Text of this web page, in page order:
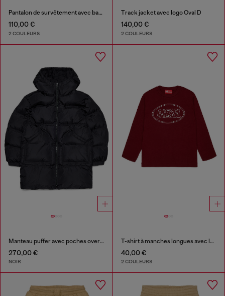
Pantalon de survêtement avec bandes latérales
110,00 €
2 COULEURS
Track jacket avec logo Oval D
140,00 €
2 COULEURS
Manteau puffer avec poches oversize
270,00 €
NOIR
T-shirt à manches longues avec logo Oval D
40,00 €
2 COULEURS